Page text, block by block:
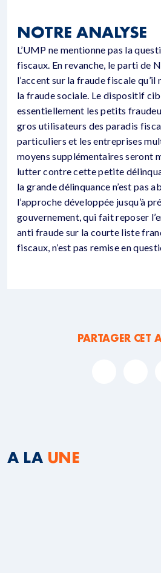
NOTRE ANALYSE
L’UMP ne mentionne pas la
fiscaux. En revanche, le parti de
l’accent sur la fraude fiscale qu’il
la fraude sociale. Le dispositif
essentiellement les petits
gros utilisateurs des paradis
particuliers et les entreprises
moyens supplémentaires seront
lutter contre cette petite
la grande délinquance n’est pas
l’approche développée jusqu’à
gouvernement, qui fait reposer
anti fraude sur la courte liste
fiscaux, n’est pas remise en
PARTAGER CET
A LA UNE